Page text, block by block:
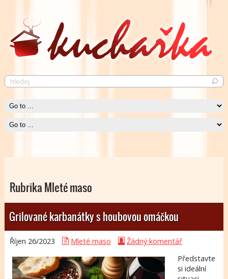
Saláty
V kuchařce najdete široké spektrum jak zeleninových, tak ovocných
salátů.
Rubrika Mleté maso
Grilované karbanátky s houbovou omáčkou
Říjen 26/2023 Mleté maso
Žádný komentář
Představte
si ideální